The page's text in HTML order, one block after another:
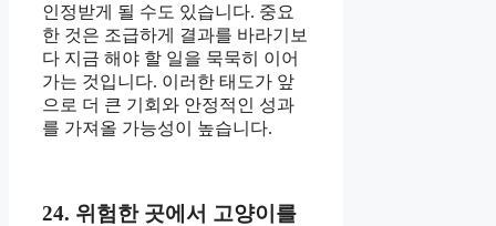
인정받게 될 수도 있습니다. 중요
한 것은 조급하게 결과를 바라기보
다 지금 해야 할 일을 묵묵히 이어
가는 것입니다. 이러한 태도가 앞
으로 더 큰 기회와 안정적인 성과
를 가져올 가능성이 높습니다.
24. 위험한 곳에서 고양이를